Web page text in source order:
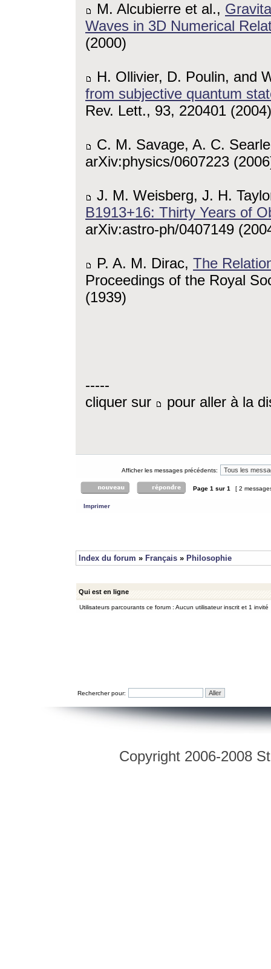
M. Alcubierre et al.,
Waves in 3D Numerical
(2000)
H. Ollivier, D. Poulin, and
from subjective quantum
Rev. Lett., 93, 220401 (2004)
C. M. Savage, A. C.
arXiv:physics/0607223
J. M. Weisberg, J. H.
B1913+16: Thirty Years of
arXiv:astro-ph/0407149
P. A. M. Dirac, The
Proceedings of the Royal
(1939)
-----
cliquer sur
pour aller à la
Afficher les messages précédents:
Page 1 sur 1 [ 2
Imprimer
Index du forum » Français » Philosophie
Qui est en ligne
Utilisateurs parcourants ce forum : Aucun utilisateur inscrit et 1 invité
Rechercher pour:
Copyright 2006-2008